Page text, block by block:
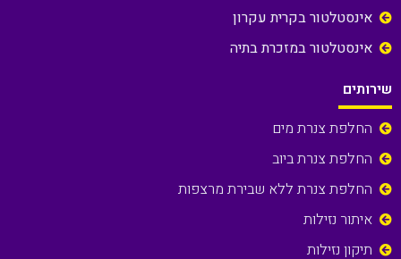
אינסטלטור בקרית עקרון
אינסטלטור במזכרת בתיה
שירותים
החלפת צנרת מים
החלפת צנרת ביוב
החלפת צנרת ללא שבירת מרצפות
איתור נזילות
תיקון נזילות